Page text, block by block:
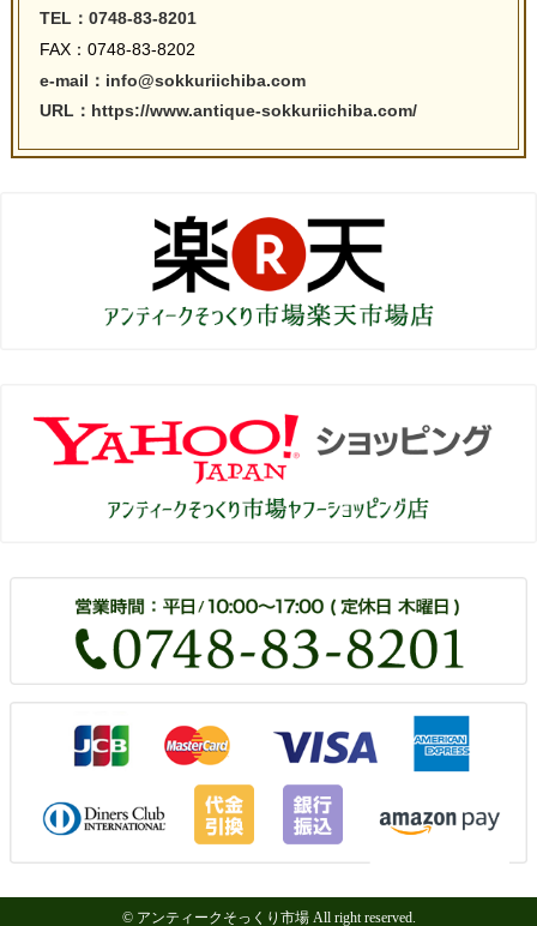
TEL：0748-83-8201
FAX：0748-83-8202
e-mail：info@sokkuriichiba.com
URL：https://www.antique-sokkuriichiba.com/
© アンティークそっくり市場 All right reserved.